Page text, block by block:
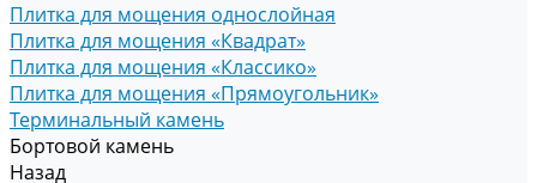
Плитка для мощения однослойная
Плитка для мощения «Квадрат»
Плитка для мощения «Классико»
Плитка для мощения «Прямоугольник»
Терминальный камень
Бортовой камень
Назад